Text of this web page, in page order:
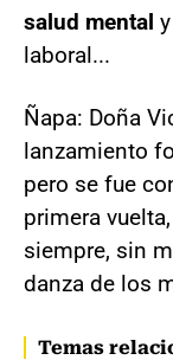
salud mental
laboral...
Ñapa: Doña
lanzamiento
pero se fue
primera
siempre, sin
danza de los
Temas